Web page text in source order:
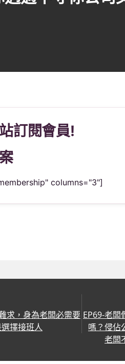
訂閱會員!
columns="3"]
求，身為老闆必需要
擇接班人
EP69-老闆
嗎？侵佔
老闆